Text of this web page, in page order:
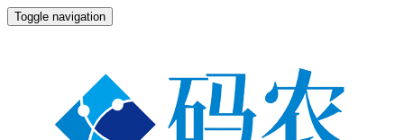
Toggle navigation